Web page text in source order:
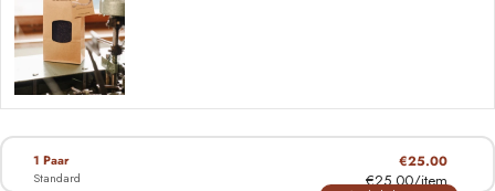
1 Paar
Standard
€25.00
€25.00/item